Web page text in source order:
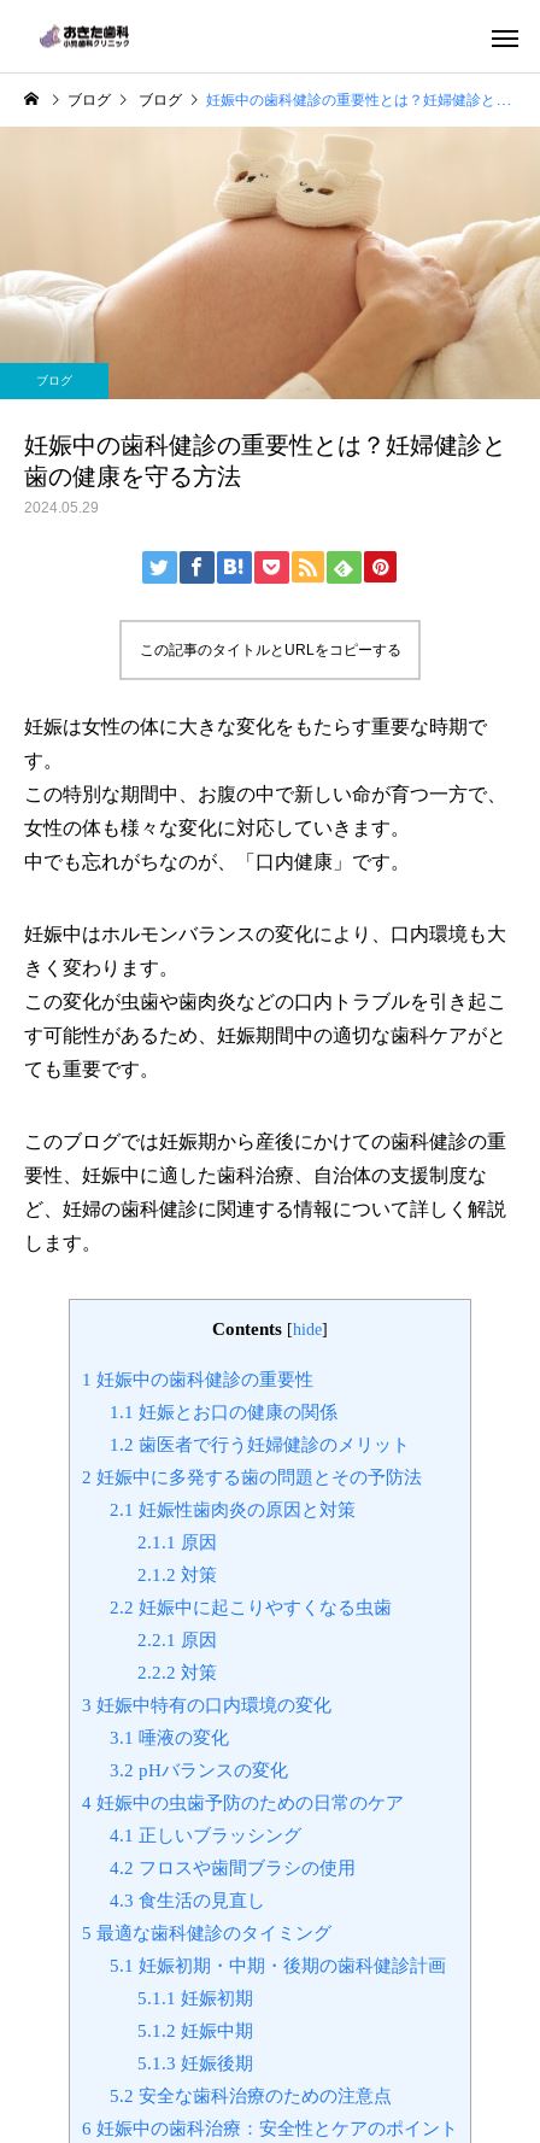
一般歯科 小児歯科
ブログ ブログ 妊娠中の歯科健診の重要性とは？妊婦健診と歯の健康を守る方法
ブログ
妊娠中の歯科健診の重要性とは？妊婦健診と
歯の健康を守る方法
2024.05.29
この記事のタイトルとURLをコピーする
妊娠は女性の体に大きな変化をもたらす重要な時期で
す。
この特別な期間中、お腹の中で新しい命が育つ一方で、
女性の体も様々な変化に対応していきます。
中でも忘れがちなのが、「口内健康」です。
妊娠中はホルモンバランスの変化により、口内環境も大
きく変わります。
この変化が虫歯や歯肉炎などの口内トラブルを引き起こ
す可能性があるため、妊娠期間中の適切な歯科ケアがと
ても重要です。
このブログでは妊娠期から産後にかけての歯科健診の重
要性、妊娠中に適した歯科治療、自治体の支援制度な
ど、妊婦の歯科健診に関連する情報について詳しく解説
します。
Contents [hide]
1 妊娠中の歯科健診の重要性
1.1 妊娠とお口の健康の関係
1.2 歯医者で行う妊婦健診のメリット
2 妊娠中に多発する歯の問題とその予防法
2.1 妊娠性歯肉炎の原因と対策
2.1.1 原因
2.1.2 対策
2.2 妊娠中に起こりやすくなる虫歯
2.2.1 原因
2.2.2 対策
3 妊娠中特有の口内環境の変化
3.1 唾液の変化
3.2 pHバランスの変化
4 妊娠中の虫歯予防のための日常のケア
4.1 正しいブラッシング
4.2 フロスや歯間ブラシの使用
4.3 食生活の見直し
5 最適な歯科健診のタイミング
5.1 妊娠初期・中期・後期の歯科健診計画
5.1.1 妊娠初期
5.1.2 妊娠中期
5.1.3 妊娠後期
5.2 安全な歯科治療のための注意点
6 妊娠中の歯科治療：安全性とケアのポイント